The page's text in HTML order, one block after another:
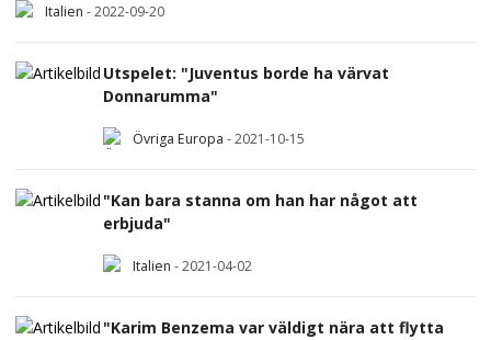
Italien -2022-09-20
Utspelet: "Juventus borde ha värvat
Donnarumma"
Övriga Europa -2021-10-15
"Kan bara stanna om han har något att
erbjuda"
Italien -2021-04-02
"Karim Benzema var väldigt nära att flytta